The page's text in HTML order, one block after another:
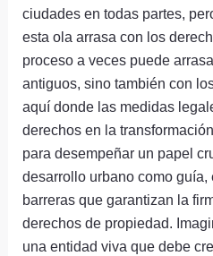
ciudades en todas partes,
esta ola arrasa con los
proceso a veces puede
antiguos, sino también con
aquí donde las medidas
derechos en la
para desempeñar un papel
desarrollo urbano como
barreras que garantizan la
derechos de propiedad.
una entidad viva que debe